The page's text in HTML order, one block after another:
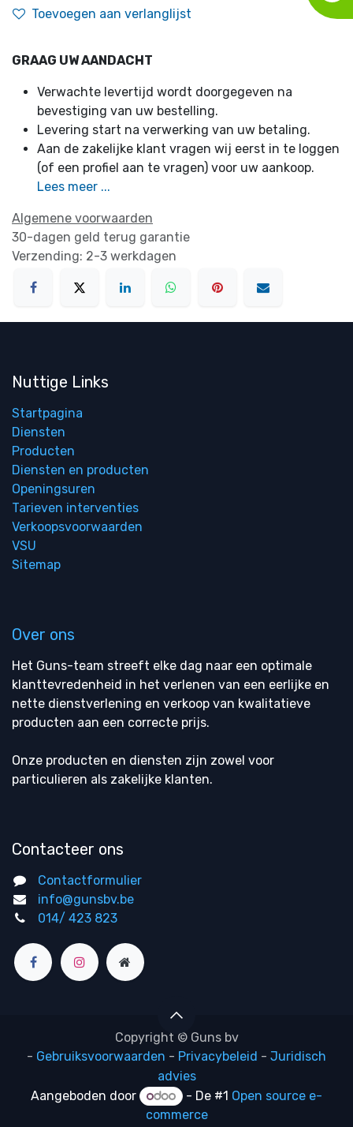
Toevoegen aan verlanglijst
GRAAG UW AANDACHT
Verwachte levertijd wordt doorgegeven na
bevestiging van uw bestelling.
Levering start na verwerking van uw betaling.
Aan de zakelijke klant vragen wij eerst in te loggen
(of een profiel aan te vragen) voor uw aankoop.
Lees meer ...
Algemene voorwaarden
30-dagen geld terug garantie
Verzending: 2-3 werkdagen
Nuttige Links
Startpagina
Diensten
Producten
Diensten en producten
Openingsuren
Tarieven interventies
Verkoopsvoorwaarden
VSU
Sitemap
Over ons
Het Guns-team streeft elke dag naar een optimale
klanttevredenheid in het verlenen van een eerlijke en
nette dienstverlening en verkoop van kwalitatieve
producten aan een correcte prijs.
Onze producten en diensten zijn zowel voor
particulieren als zakelijke klanten.
Contacteer ons
Contactformulier
info@gunsbv.be
014/ 423 823
Copyright © Guns bv
- Gebruiksvoorwaarden - Privacybeleid - Juridisch
advies
Aangeboden door
- De #1 Open source e-
commerce